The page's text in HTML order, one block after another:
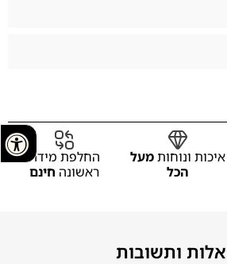
איכות ונוחותמעל
הכל
החלפת מידה
ראשונה חינם
ותשובות